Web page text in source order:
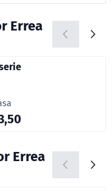
Errea
53,50
Errea